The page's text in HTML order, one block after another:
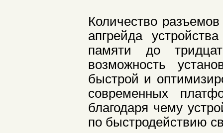
Количество
апгрейда
памяти до
возможность
быстрой и
современных
благодаря чему
по быстродействию